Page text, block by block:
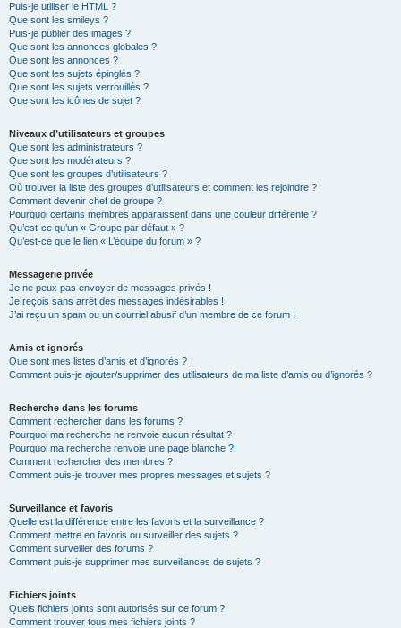
Puis-je utiliser le HTML ?
Que sont les smileys ?
Puis-je publier des images ?
Que sont les annonces globales ?
Que sont les annonces ?
Que sont les sujets épinglés ?
Que sont les sujets verrouillés ?
Que sont les icônes de sujet ?
Niveaux d’utilisateurs et groupes
Que sont les administrateurs ?
Que sont les modérateurs ?
Que sont les groupes d’utilisateurs ?
Où trouver la liste des groupes d’utilisateurs et comment les rejoindre ?
Comment devenir chef de groupe ?
Pourquoi certains membres apparaissent dans une couleur différente ?
Qu’est-ce qu’un « Groupe par défaut » ?
Qu’est-ce que le lien « L’équipe du forum » ?
Messagerie privée
Je ne peux pas envoyer de messages privés !
Je reçois sans arrêt des messages indésirables !
J’ai reçu un spam ou un courriel abusif d’un membre de ce forum !
Amis et ignorés
Que sont mes listes d’amis et d’ignorés ?
Comment puis-je ajouter/supprimer des utilisateurs de ma liste d’amis ou d’ignorés ?
Recherche dans les forums
Comment rechercher dans les forums ?
Pourquoi ma recherche ne renvoie aucun résultat ?
Pourquoi ma recherche renvoie une page blanche ?!
Comment rechercher des membres ?
Comment puis-je trouver mes propres messages et sujets ?
Surveillance et favoris
Quelle est la différence entre les favoris et la surveillance ?
Comment mettre en favoris ou surveiller des sujets ?
Comment surveiller des forums ?
Comment puis-je supprimer mes surveillances de sujets ?
Fichiers joints
Quels fichiers joints sont autorisés sur ce forum ?
Comment trouver tous mes fichiers joints ?